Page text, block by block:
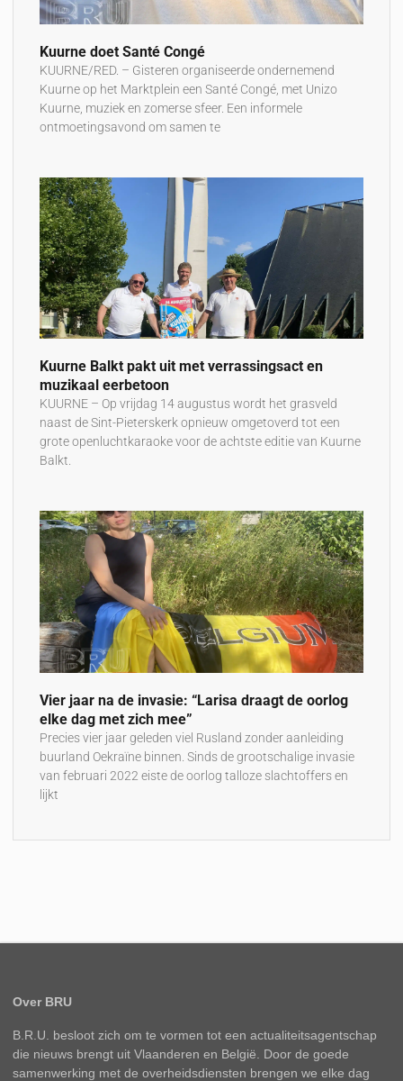
Kuurne doet Santé Congé
KUURNE/RED. – Gisteren organiseerde ondernemend
Kuurne op het Marktplein een Santé Congé, met Unizo
Kuurne, muziek en zomerse sfeer. Een informele
ontmoetingsavond om samen te
Kuurne Balkt pakt uit met verrassingsact en
muzikaal eerbetoon
KUURNE – Op vrijdag 14 augustus wordt het grasveld
naast de Sint-Pieterskerk opnieuw omgetoverd tot een
grote openluchtkaraoke voor de achtste editie van Kuurne
Balkt.
Vier jaar na de invasie: “Larisa draagt de oorlog
elke dag met zich mee”
Precies vier jaar geleden viel Rusland zonder aanleiding
buurland Oekraïne binnen. Sinds de grootschalige invasie
van februari 2022 eiste de oorlog talloze slachtoffers en
lijkt
Over BRU
B.R.U. besloot zich om te vormen tot een actualiteitsagentschap
die nieuws brengt uit Vlaanderen en België. Door de goede
samenwerking met de overheidsdiensten brengen we elke dag